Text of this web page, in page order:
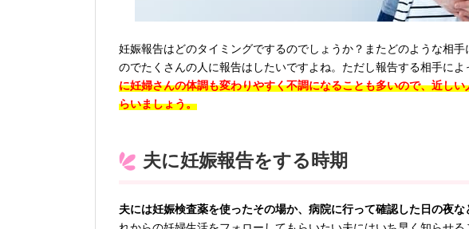
妊娠報告はどのタイミングでするのでしょうか？またどのような相
のでたくさんの人に報告はしたいですよね。ただし報告する相手によ
に妊婦さんの体調も変わりやすく不調になることも多いので、近し
らいましょう。
夫に妊娠報告をする時期
夫には妊娠検査薬を使ったその場か、病院に行って確認した日の夜な